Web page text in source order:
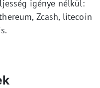
igénye nélkül:
Zcash, litecoin